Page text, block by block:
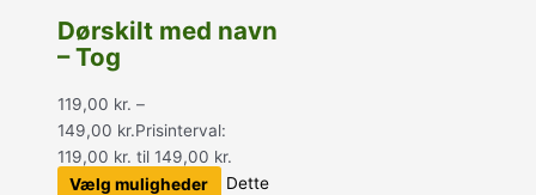
Dørskilt med navn
– Tog
119,00 kr. –
149,00 kr.Prisinterval:
119,00 kr. til 149,00 kr.
Vælg muligheder
Dette